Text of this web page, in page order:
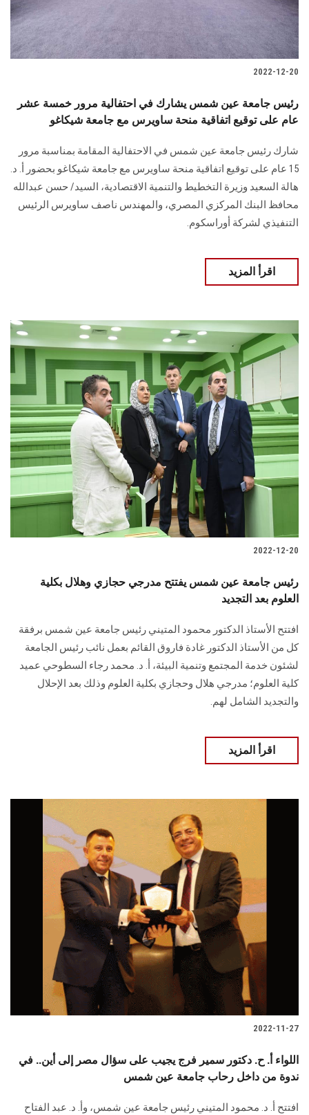
2022-12-20
رئيس جامعة عين شمس يشارك في احتفالية مرور خمسة عشر
عام على توقيع اتفاقية منحة ساويرس مع جامعة شيكاغو
شارك رئيس جامعة عين شمس في الاحتفالية المقامة بمناسبة مرور
15 عام على توقيع اتفاقية منحة ساويرس مع جامعة شيكاغو بحضور أ. د.
هالة السعيد وزيرة التخطيط والتنمية الاقتصادية، السيد/ حسن عبدالله
محافظ البنك المركزي المصري، والمهندس ناصف ساويرس الرئيس
التنفيذي لشركة أوراسكوم.
اقرأ المزيد
2022-12-20
رئيس جامعة عين شمس يفتتح مدرجي حجازي وهلال بكلية
العلوم بعد التجديد
افتتح الأستاذ الدكتور محمود المتيني رئيس جامعة عين شمس برفقة
كل من الأستاذ الدكتور غادة فاروق القائم بعمل نائب رئيس الجامعة
لشئون خدمة المجتمع وتنمية البيئة، أ. د. محمد رجاء السطوحي عميد
كلية العلوم؛ مدرجي هلال وحجازي بكلية العلوم وذلك بعد الإحلال
والتجديد الشامل لهم.
اقرأ المزيد
2022-11-27
اللواء أ. ح. دكتور سمير فرج يجيب على سؤال مصر إلى أين.. في
ندوة من داخل رحاب جامعة عين شمس
افتتح أ. د. محمود المتيني رئيس جامعة عين شمس، وأ. د. عبد الفتاح